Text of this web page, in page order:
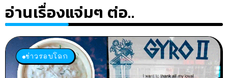
อ่านเรื่องแจ่มๆ ต่อ..
ข่าวรอบโลก